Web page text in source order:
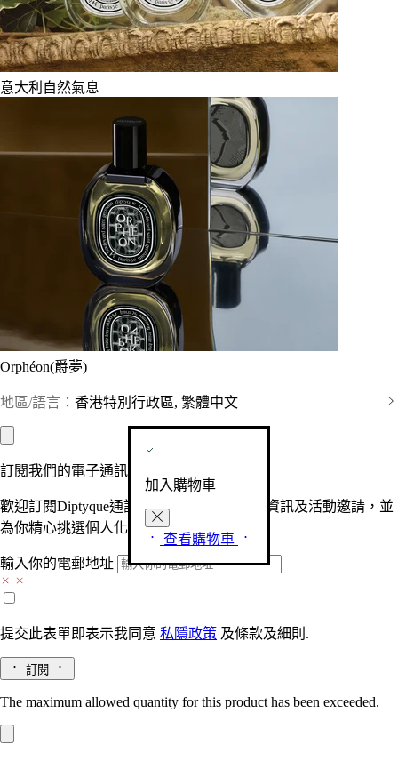
意大利自然氣息
Orphéon(爵夢)
地區/語言： 香港特別行政區, 繁體中文
加入購物車
查看購物車
訂閱我們的電子通訊
歡迎訂閱Diptyque通訊，接收品牌最新產品資訊及活動邀請，並
為你精心挑選個人化的驚喜及禮物。
輸入你的電郵地址
提交此表單即表示我同意 私隱政策 及條款及細則.
訂閱
The maximum allowed quantity for this product has been exceeded.